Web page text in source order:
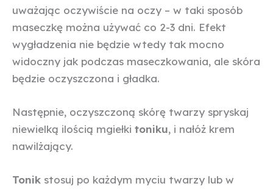
uważając oczywiście na oczy – w taki sposób
maseczkę można używać co 2-3 dni. Efekt
wygładzenia nie będzie wtedy tak mocno
widoczny jak podczas maseczkowania, ale skóra
będzie oczyszczona i gładka.
Następnie, oczyszczoną skórę twarzy spryskaj
niewielką ilością mgiełki toniku, i nałóż krem
nawilżający.
Tonik stosuj po każdym myciu twarzy lub w